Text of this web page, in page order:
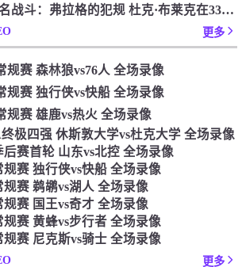
疯狂的三个前四名战斗：弗拉格的犯规 杜克·布莱克在33秒的惊喜中出现了
更多
规赛 森林狼vs76人 全场录像
规赛 独行侠vs快船 全场录像
规赛 雄鹿vs热火 全场录像
极四强 休斯敦大学vs杜克大学 全场录像
赛首轮 山东vs北控 全场录像
赛 独行侠vs快船 全场录像
赛 鹈鹕vs湖人 全场录像
赛 国王vs奇才 全场录像
赛 黄蜂vs步行者 全场录像
赛 尼克斯vs骑士 全场录像
更多